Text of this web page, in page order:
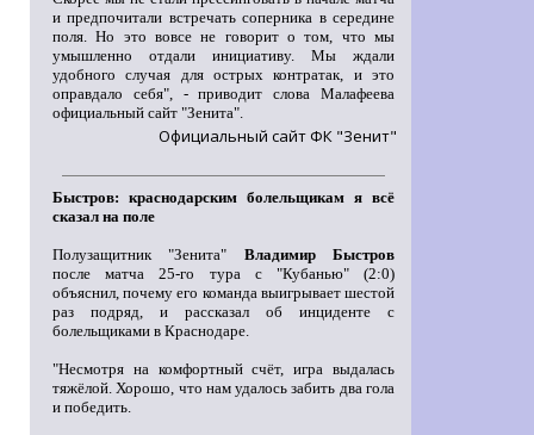
и предпочитали встречать соперника в середине
поля. Но это вовсе не говорит о том, что мы
умышленно отдали инициативу. Мы ждали
удобного случая для острых контратак, и это
оправдало себя", - приводит слова Малафеева
официальный сайт "Зенита".
Официальный сайт ФК "Зенит"
Быстров: краснодарским болельщикам я всё
сказал на поле
Полузащитник "Зенита" Владимир Быстров
после матча 25-го тура с "Кубанью" (2:0)
объяснил, почему его команда выигрывает шестой
раз подряд, и рассказал об инциденте с
болельщиками в Краснодаре.
"Несмотря на комфортный счёт, игра выдалась
тяжёлой. Хорошо, что нам удалось забить два гола
и победить.